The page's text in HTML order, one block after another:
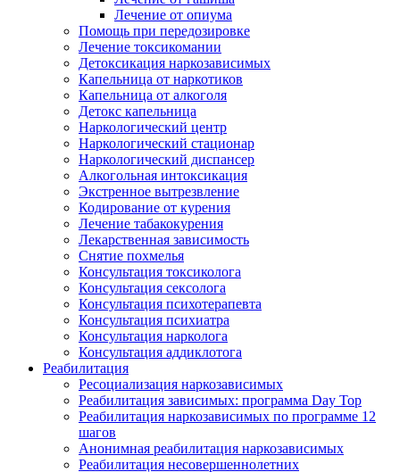
Лечение от опиума
Помощь при передозировке
Лечение токсикомании
Детоксикация наркозависимых
Капельница от наркотиков
Капельница от алкоголя
Детокс капельница
Наркологический центр
Наркологический стационар
Наркологический диспансер
Алкогольная интоксикация
Экстренное вытрезвление
Кодирование от курения
Лечение табакокурения
Лекарственная зависимость
Снятие похмелья
Консультация токсиколога
Консультация сексолога
Консультация психотерапевта
Консультация психиатра
Консультация нарколога
Консультация аддиклотога
Реабилитация
Ресоциализация наркозависимых
Реабилитация зависимых: программа Day Top
Реабилитация наркозависимых по программе 12
шагов
Анонимная реабилитация наркозависимых
Реабилитация несовершеннолетних